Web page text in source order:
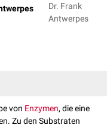
Dr. Frank
Antwerpes
von Enzymen, die eine
Zu den Substraten